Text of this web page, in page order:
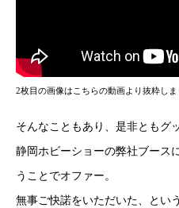
2枚目の画像はこちらの動画より抜粋しま
そんなこともあり、是非ともグ
静岡ホビーショーの弊社ブース
うことでオファー。
無事ご快諾をいただいた、とい